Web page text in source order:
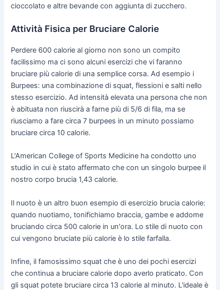
cioccolato e altre bevande con aggiunta di zucchero.
Attività Fisica per Bruciare Calorie
Perdere 600 calorie al giorno non sono un compito
facilissimo ma ci sono alcuni esercizi che vi faranno
bruciare più calorie di una semplice corsa. Ad esempio i
Burpees: una combinazione di squat, flessioni e salti nello
stesso esercizio. Ad intensità elevata una persona che non
è abituata non riuscirà a farne più di 5/6 di fila, ma se
riusciamo a fare circa 7 burpees in un minuto possiamo
bruciare circa 10 calorie.
L'American College of Sports Medicine ha condotto uno
studio in cui è stato affermato che con un singolo burpee il
nostro corpo brucia 1,43 calorie.
Il nuoto è un altro buon esempio di esercizio brucia calorie:
quando nuotiamo, tonifichiamo braccia, gambe e addome
bruciando circa 500 calorie in un'ora. Lo stile di nuoto con
cui vengono bruciate più calorie è lo stile farfalla.
Infine, il famosissimo squat che è uno dei pochi esercizi
che continua a bruciare calorie dopo averlo praticato. Con
gli squat potete bruciare circa 13 calorie al minuto. L'ideale è